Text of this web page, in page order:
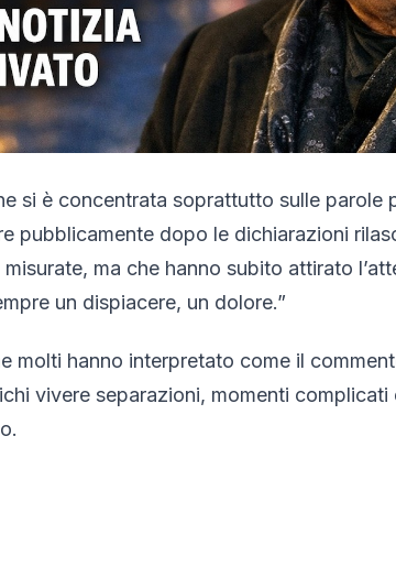
si è concentrata soprattutto sulle parole
pubblicamente dopo le dichiarazioni
ma che hanno subito attirato
un dispiacere, un dolore.”
molti hanno interpretato come il
vivere separazioni, momenti complicati